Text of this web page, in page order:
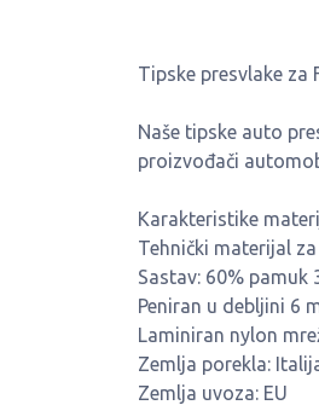
Tipske presvlake za
Naše tipske auto
proizvođači
Karakteristike
Tehnički materijal
Sastav: 60% pamuk
Peniran u debljini 6
Laminiran nylon
Zemlja porekla:
Zemlja uvoza: EU